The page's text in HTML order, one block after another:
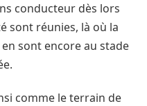
conducteur dès lors
sont réunies, là où la
sont encore au stade
comme le terrain de